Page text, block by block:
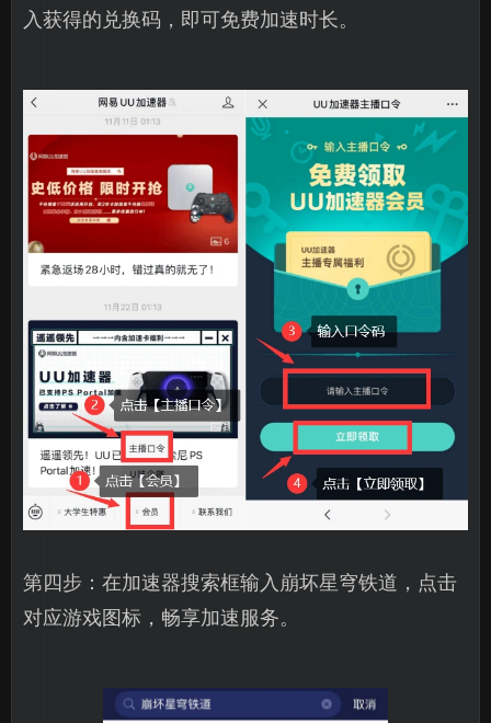
入获得的兑换码，即可免费加速时长。
第四步：在加速器搜索框输入崩坏星穹铁道，点击
对应游戏图标，畅享加速服务。